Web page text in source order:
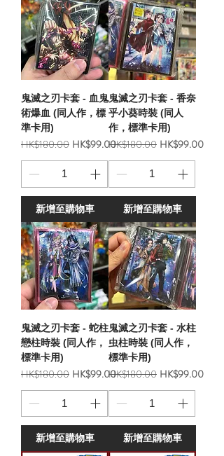
鬼滅之刃卡套 - 血鬼
術爆血 (同人作，標
準卡用)
一般價格
HK$180.00 促銷價格
HK$99.00
新增至購物車
鬼滅之刃卡套 - 香奈
乎小葵時裝 (同人
作，標準卡用)
一般價格
HK$180.00 促銷價格
HK$99.00
新增至購物車
鬼滅之刃卡套 - 蛇柱
戀柱時裝 (同人作，
標準卡用)
一般價格
HK$180.00 促銷價格
HK$99.00
新增至購物車
鬼滅之刃卡套 - 水柱
虫柱時裝 (同人作，
標準卡用)
一般價格
HK$180.00 促銷價格
HK$99.00
新增至購物車